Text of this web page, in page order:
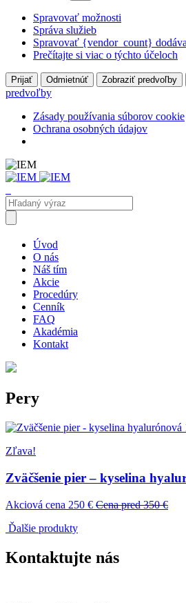
Spravovať možnosti
Správa služieb
Spravovať {vendor_count}
Prečítajte si viac o týchto účeloch
Prijať Odmietnúť Zobraziť predvoľby
predvoľby
Zásady používania súborov cookie
Ochrana osobných údajov
Úvod
O nás
Náš tím
Akcie
Procedúry
Cenník
FAQ
Akadémia
Kontakt
Pery
Zľava!
Zväčšenie pier – kyselina
Akciová cena 250 € Cena pred 350 €
Ďalšie produkty
Kontaktujte nás